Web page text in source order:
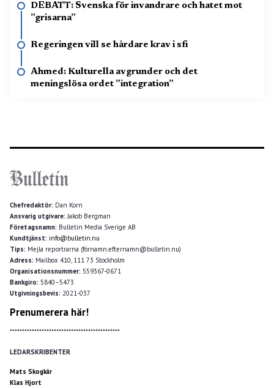
DEBATT: Svenska för invandrare och hatet mot
”grisarna”
Regeringen vill se hårdare krav i sfi
Ahmed: Kulturella avgrunder och det
meningslösa ordet ”integration”
Chefredaktör: Dan Korn
Ansvarig utgivare: Jakob Bergman
Företagsnamn: Bulletin Media Sverige AB
Kundtjänst: info@bulletin.nu
Tips: Mejla reportrarna (förnamn.efternamn@bulletin.nu)
Adress: Mailbox 410, 111 73 Stockholm
Organisationsnummer: 559367-0671
Bankgiro: 5840–5473
Utgivningsbevis: 2021-037
Prenumerera här!
*********************************************
LEDARSKRIBENTER
Mats Skogkär
Klas Hjort